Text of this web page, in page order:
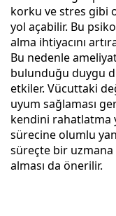
korku ve stres gibi
yol açabilir. Bu
alma ihtiyacını
Bu nedenle
bulunduğu duygu
etkiler. Vücuttaki
uyum sağlaması
kendini rahatlatma
sürecine olumlu
süreçte bir
alması da önerilir.